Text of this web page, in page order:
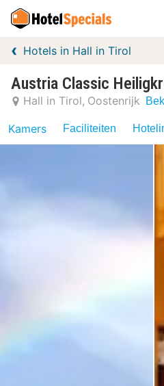
Hotels in Hall in Tirol
Austria Classic
Hall in Tirol Oostenrijk
Kamers Faciliteiten